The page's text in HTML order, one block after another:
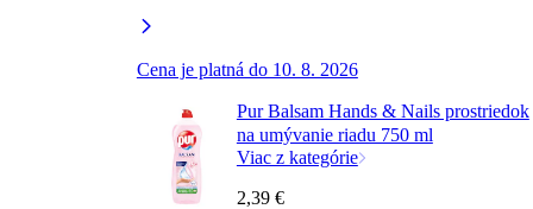
Cena je platná do 10. 8. 2026
Pur Balsam Hands & Nails prostriedok
na umývanie riadu 750 ml
Viac z kategórie
2,39 €